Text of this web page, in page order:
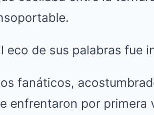
eco de sus palabras fue
fanáticos,
enfrentaron por primera